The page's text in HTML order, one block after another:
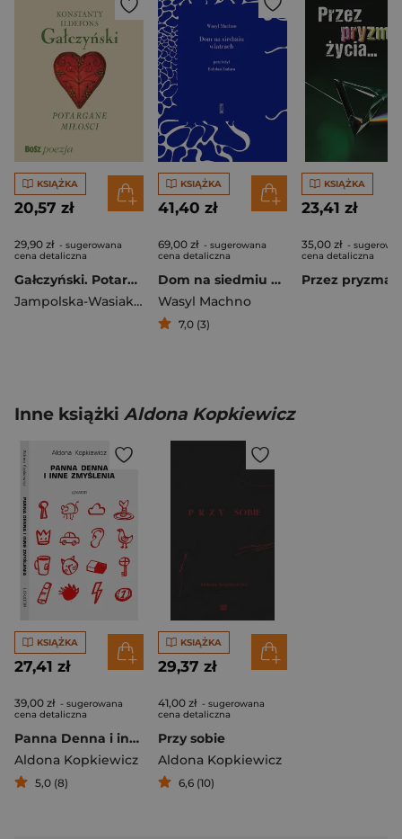
KSIĄŻKA
20,57 zł
29,90 zł - sugerowana
cena detaliczna
Gałczyński. Potargane Miłości
Jampolska-Wasiak Barbara
KSIĄŻKA
41,40 zł
69,00 zł - sugerowana
cena detaliczna
Dom na siedmiu wiatrach
Wasyl Machno
7,0 (3)
KSIĄŻKA
23,41 zł
35,00 zł -
cena detaliczna
Inne książki Aldona Kopkiewicz
KSIĄŻKA
27,41 zł
39,00 zł - sugerowana
cena detaliczna
Panna Denna i inne zmyślenia
Aldona Kopkiewicz
5,0 (8)
KSIĄŻKA
29,37 zł
41,00 zł - sugerowana
cena detaliczna
Przy sobie
Aldona Kopkiewicz
6,6 (10)